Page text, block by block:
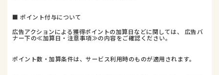
■ ポイント付与について
広告アクションによる獲得ポイントの加算日などに関しては、 広告バ
ナー下の≪加算日・注意事項≫の内容をご確認ください。
ポイント数・加算条件は、サービス利用時のものが適用されます。